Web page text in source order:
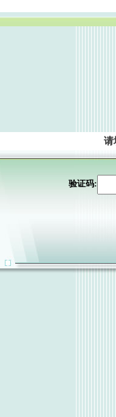
请
验证码: